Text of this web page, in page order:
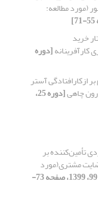
(مورد مطالعه:
خرید
[دوره
ازکارافتادگی آستر
چاهی [دوره 25،
تأمین‌کننده بر
مشتری(مورد
[دوره 25، شماره 99، 1399، صفحه 73-